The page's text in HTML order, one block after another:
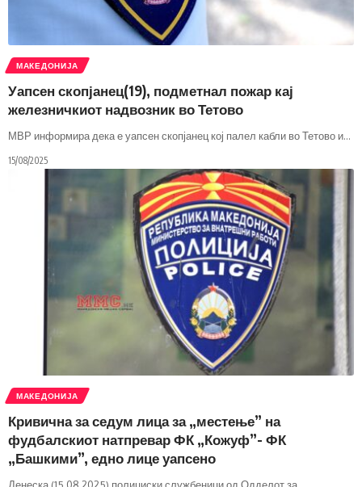
МАКЕДОНИЈА
Уапсен скопјанец(19), подметнал пожар кај
железничкиот надвозник во Тетово
МВР информира дека е уапсен скопјанец кој палел кабли во Тетово и…
15/08/2025
МАКЕДОНИЈА
Кривична за седум лица за „местење” на
фудбалскиот натпревар ФК „Кожуф”- ФК
„Башкими”, едно лице уапсено